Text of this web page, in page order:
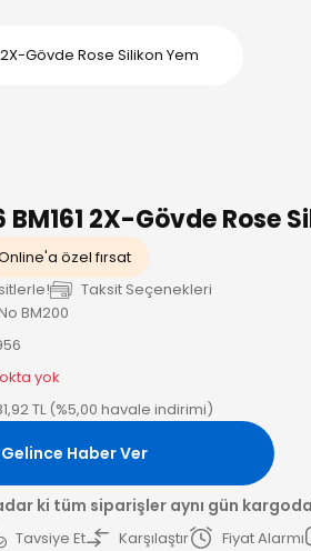
2X-Gövde Rose Silikon Yem
2X-Gövde Rose
özel fırsat
Taksit Seçenekleri
BM200
yok
TL (%5,00 havale indirimi)
Gelince Haber Ver
ki tüm siparişler aynı gün
Tavsiye Et Karşılaştır Fiyat Alarmı